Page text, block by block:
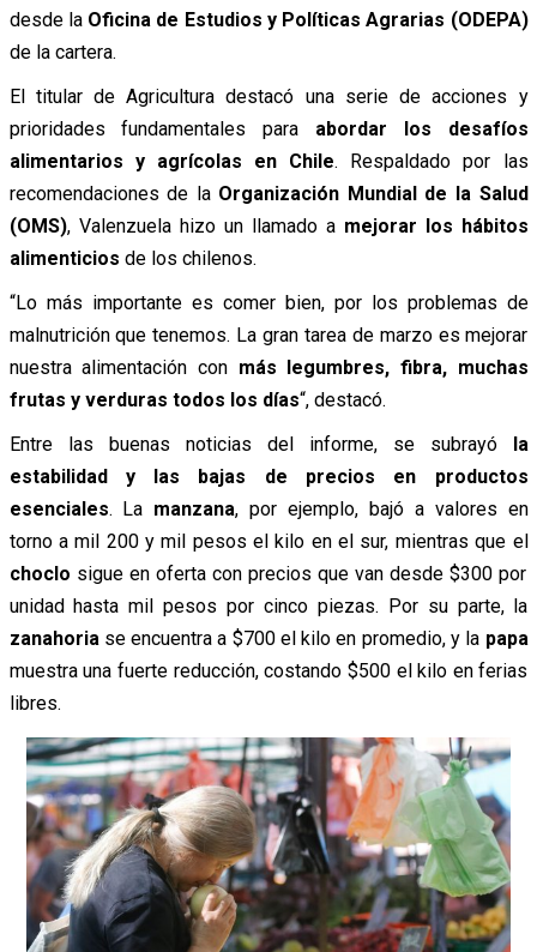
desde la Oficina de Estudios y Políticas Agrarias (ODEPA)
de la cartera.
El titular de Agricultura destacó una serie de acciones y
prioridades fundamentales para abordar los desafíos
alimentarios y agrícolas en Chile. Respaldado por las
recomendaciones de la Organización Mundial de la Salud
(OMS), Valenzuela hizo un llamado a mejorar los hábitos
alimenticios de los chilenos.
“Lo más importante es comer bien, por los problemas de
malnutrición que tenemos. La gran tarea de marzo es mejorar
nuestra alimentación con más legumbres, fibra, muchas
frutas y verduras todos los días“, destacó.
Entre las buenas noticias del informe, se subrayó la
estabilidad y las bajas de precios en productos
esenciales. La manzana, por ejemplo, bajó a valores en
torno a mil 200 y mil pesos el kilo en el sur, mientras que el
choclo sigue en oferta con precios que van desde $300 por
unidad hasta mil pesos por cinco piezas. Por su parte, la
zanahoria se encuentra a $700 el kilo en promedio, y la papa
muestra una fuerte reducción, costando $500 el kilo en ferias
libres.